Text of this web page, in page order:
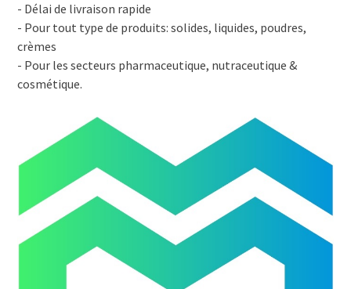
- Délai de livraison rapide
- Pour tout type de produits: solides, liquides, poudres,
crèmes
- Pour les secteurs pharmaceutique, nutraceutique &
cosmétique.